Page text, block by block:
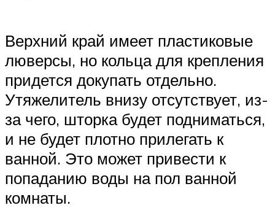
Верхний край имеет пластиковые
люверсы, но кольца для крепления
придется докупать отдельно.
Утяжелитель внизу отсутствует, из-
за чего, шторка будет подниматься,
и не будет плотно прилегать к
ванной. Это может привести к
попаданию воды на пол ванной
комнаты.